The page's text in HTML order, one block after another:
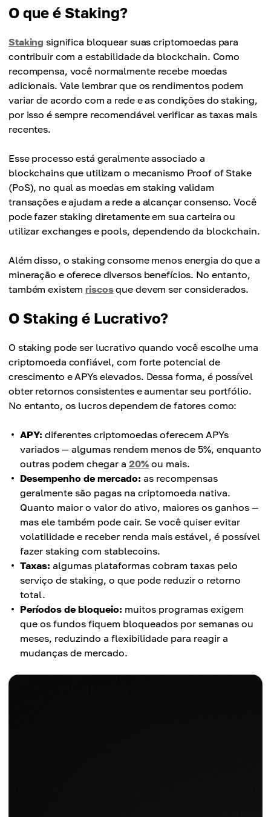
O que é Staking?
Staking significa bloquear suas criptomoedas para
contribuir com a estabilidade da blockchain. Como
recompensa, você normalmente recebe moedas
adicionais. Vale lembrar que os rendimentos podem
variar de acordo com a rede e as condições do staking,
por isso é sempre recomendável verificar as taxas mais
recentes.
Esse processo está geralmente associado a
blockchains que utilizam o mecanismo Proof of Stake
(PoS), no qual as moedas em staking validam
transações e ajudam a rede a alcançar consenso. Você
pode fazer staking diretamente em sua carteira ou
utilizar exchanges e pools, dependendo da blockchain.
Além disso, o staking consome menos energia do que a
mineração e oferece diversos benefícios. No entanto,
também existemriscosque devem ser considerados.
O Staking é Lucrativo?
O staking pode ser lucrativo quando você escolhe uma
criptomoeda confiável, com forte potencial de
crescimento e APYs elevados. Dessa forma, é possível
obter retornos consistentes e aumentar seu portfólio.
No entanto, os lucros dependem de fatores como:
APY: diferentes criptomoedas oferecem APYs
variados — algumas rendem menos de 5%, enquanto
outras podem chegar a 20% ou mais.
Desempenho de mercado: as recompensas
geralmente são pagas na criptomoeda nativa.
Quanto maior o valor do ativo, maiores os ganhos —
mas ele também pode cair. Se você quiser evitar
volatilidade e receber renda mais estável, é possível
fazer staking com stablecoins.
Taxas: algumas plataformas cobram taxas pelo
serviço de staking, o que pode reduzir o retorno
total.
Períodos de bloqueio: muitos programas exigem
que os fundos fiquem bloqueados por semanas ou
meses, reduzindo a flexibilidade para reagir a
mudanças de mercado.